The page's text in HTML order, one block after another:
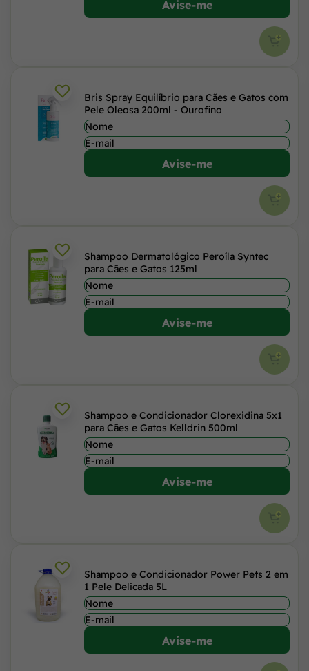
Avise-me
Bris Spray Equilíbrio para Cães e Gatos com
Pele Oleosa 200ml - Ourofino
Avise-me
Shampoo Dermatológico Peroíla Syntec
para Cães e Gatos 125ml
Avise-me
Shampoo e Condicionador Clorexidina 5x1
para Cães e Gatos Kelldrin 500ml
Avise-me
Shampoo e Condicionador Power Pets 2 em
1 Pele Delicada 5L
Avise-me